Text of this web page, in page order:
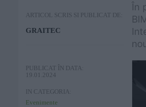
ARTICOL SCRIS SI PUBLICAT DE:
GRAITEC
PUBLICAT ÎN DATA:
19.01.2024
IN CATEGORIA:
Evenimente
În